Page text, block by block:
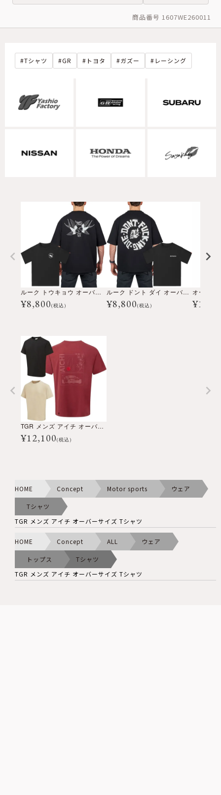
商品番号 1607WE260011
Tシャツ GR トヨタ ガズー レーシング
ルーク トウキョウ オーバーサイズ Tシャツ
¥8,800(税込)
ルーク ドント ダイ オーバーサイズ Tシャツ
¥8,800(税込) ¥
TGR メンズ アイチ オーバーサイズ Tシャツ
¥12,100(税込)
HOME Concept Motor sports ウェア
Tシャツ
TGR メンズ アイチ オーバーサイズ Tシャツ
HOME Concept ALL ウェア
トップス
Tシャツ
TGR メンズ アイチ オーバーサイズ Tシャツ